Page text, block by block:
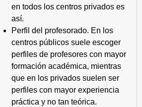
en todos los centros privados es
así.
Perfil del profesorado. En los
centros públicos suele escoger
perfiles de profesores con mayor
formación académica, mientras
que en los privados suelen ser
perfiles con mayor experiencia
práctica y no tan teórica.